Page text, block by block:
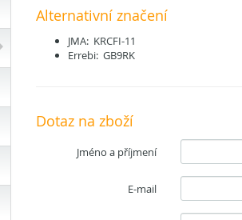
Alternativní značení
JMA: KRCFI-11
Errebi: GB9RK
Dotaz na zboží
Jméno a příjmení
E-mail